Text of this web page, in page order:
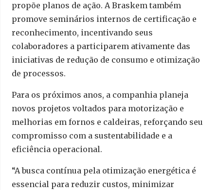
propõe planos de ação. A Braskem também
promove seminários internos de certificação e
reconhecimento, incentivando seus
colaboradores a participarem ativamente das
iniciativas de redução de consumo e otimização
de processos.
Para os próximos anos, a companhia planeja
novos projetos voltados para motorização e
melhorias em fornos e caldeiras, reforçando seu
compromisso com a sustentabilidade e a
eficiência operacional.
“A busca contínua pela otimização energética é
essencial para reduzir custos, minimizar